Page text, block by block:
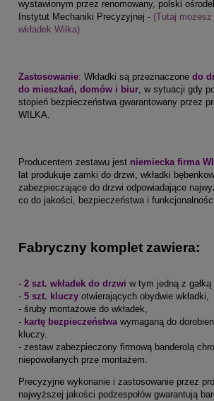
wystawionym przez renomowany, polski
Instytut Mechaniki Precyzyjnej - (Tutaj
wkładek Wilka)
Zastosowanie: Wkładki są przeznaczone do
do mieszkań, domów i biur, w sytuacji gdy
stopień bezpieczeństwa gwarantowany przez
WILKA.
Producentem zestawu jest niemiecka firma
lat produkuje zamki do drzwi, wkładki
zabezpieczające do drzwi odpowiadające
co do jakości, bezpieczeństwa i
Fabryczny komplet zawiera:
- 2 szt. wkładek do drzwi w tym jedną z gałką
- 5 szt. kluczy otwierających obydwie wkładki,
- śruby montażowe do wkładek,
- kartę bezpieczeństwawymaganą do
kluczy.
- zestaw zabezpieczony firmową banderolą
niepowołanych prze montażem.
Precyzyjne wykonanie i zastosowanie przez
najwyższej jakości podzespołów gwarantują